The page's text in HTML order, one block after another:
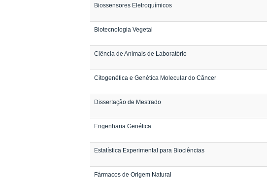
Biossensores Eletroquímicos
Biotecnologia Vegetal
Ciência de Animais de Laboratório
Citogenética e Genética Molecular do Câncer
Dissertação de Mestrado
Engenharia Genética
Estatística Experimental para Biociências
Fármacos de Origem Natural